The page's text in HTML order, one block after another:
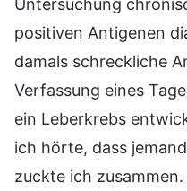
positiven Antigenen
damals schreckliche
Verfassung eines
ein Leberkrebs
ich hörte, dass
zuckte ich